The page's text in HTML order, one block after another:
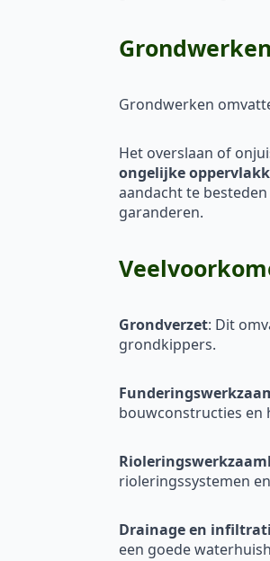
Grondwerken
Het overslaan of
ongelijke
aandacht te
garanderen.
Grondverzet: Dit
grondkippers.
bouwconstructies en
rioleringssystemen
Drainage en
een goede